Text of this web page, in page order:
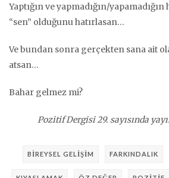
Yaptığın ve yapmadığın/
“sen” olduğunu hatırlasan…
Ve bundan sonra gerçekten sana ait
atsan…
Bahar gelmez mi?
Pozitif Dergisi 29. sayısında
BIREYSEL GELIŞIM FARKINDALIK